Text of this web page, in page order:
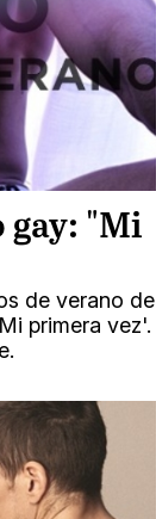
gay: "Mi
de verano de
primera vez'.